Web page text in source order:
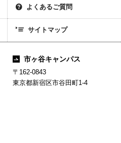
よくあるご質問
サイトマップ
市ヶ谷キャンパス
〒162-0843
東京都新宿区市谷田町1-4